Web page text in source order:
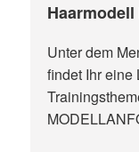
Unter dem
findet Ihr eine